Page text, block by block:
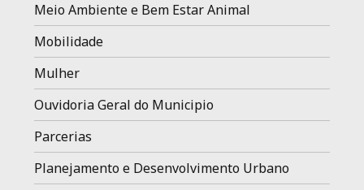
Meio Ambiente e Bem Estar Animal
Mobilidade
Mulher
Ouvidoria Geral do Municipio
Parcerias
Planejamento e Desenvolvimento Urbano